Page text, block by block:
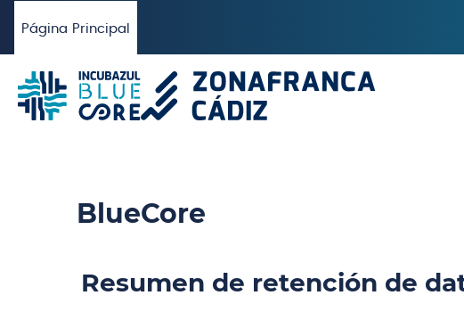
Página Principal
BlueCore
Resumen de retención de